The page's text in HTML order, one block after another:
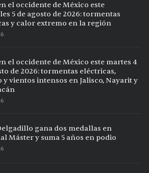
el occidente de México este
5 de agosto de 2026: tormentas
y calor extremo en la región
el occidente de México este martes 4
de 2026: tormentas eléctricas,
y vientos intensos en Jalisco, Nayarit y
gana dos medallas en
Máster y suma 5 años en podio